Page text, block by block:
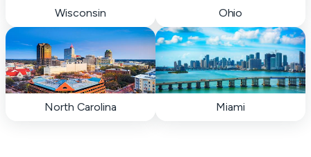
Wisconsin Ohio
North Carolina Miami